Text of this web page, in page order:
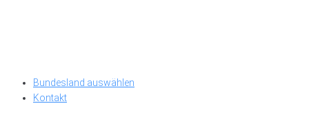
Bundesland auswählen
Kontakt